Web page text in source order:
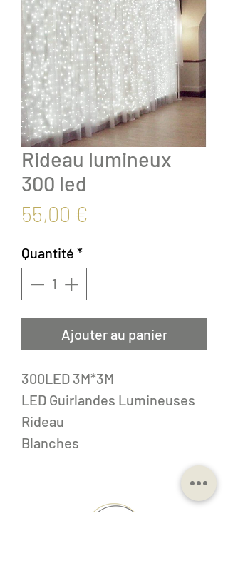
Rideau lumineux
300 led
55,00 €
Quantité *
Ajouter au panier
300LED 3M*3M
LED Guirlandes Lumineuses
Rideau
Blanches